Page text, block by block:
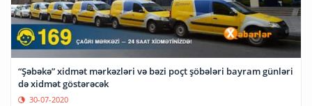
“Şəbəkə” xidmət mərkəzləri və bəzi poçt şöbələri bayram günləri
də xidmət göstərəcək
30-07-2020